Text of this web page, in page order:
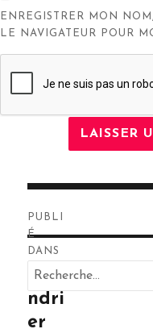
ENREGISTRER MON
LE NAVIGATEUR POUR
de
l’article
PUBLI
É
DANS
Cale
ndri
er
Recherche
pour